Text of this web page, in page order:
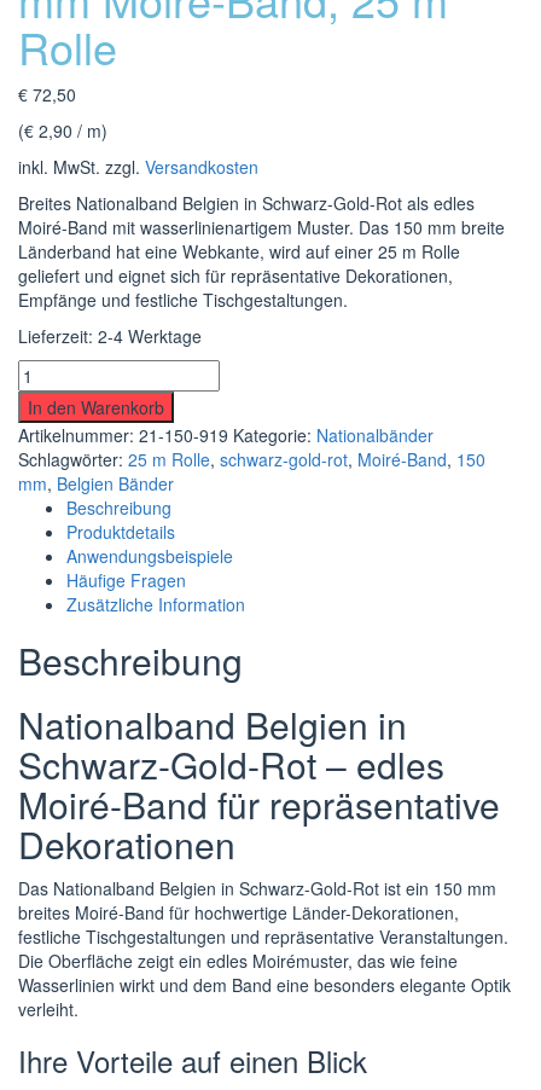
Rolle
€ 72,50
(€ 2,90 / m)
inkl. MwSt. zzgl. Versandkosten
Breites Nationalband Belgien in Schwarz-Gold-Rot als edles
Moiré-Band mit wasserlinienartigem Muster. Das 150 mm breite
Länderband hat eine Webkante, wird auf einer 25 m Rolle
geliefert und eignet sich für repräsentative Dekorationen,
Empfänge und festliche Tischgestaltungen.
Lieferzeit: 2-4 Werktage
Nationalband
Belgien
Schwarz-
Gold-
Rot
150
Moiré-
Band,
Menge
In den Warenkorb
Artikelnummer: 21-150-919 Kategorie: Nationalbänder
Schlagwörter: 25 m Rolle, schwarz-gold-rot, Moiré-Band, 150
mm, Belgien Bänder
Beschreibung
Produktdetails
Anwendungsbeispiele
Häufige Fragen
Zusätzliche Information
Beschreibung
Nationalband Belgien in
Schwarz-Gold-Rot – edles
Moiré-Band für repräsentative
Dekorationen
Das Nationalband Belgien in Schwarz-Gold-Rot ist ein 150 mm
breites Moiré-Band für hochwertige Länder-Dekorationen,
festliche Tischgestaltungen und repräsentative Veranstaltungen.
Die Oberfläche zeigt ein edles Moirémuster, das wie feine
Wasserlinien wirkt und dem Band eine besonders elegante Optik
verleiht.
Ihre Vorteile auf einen Blick